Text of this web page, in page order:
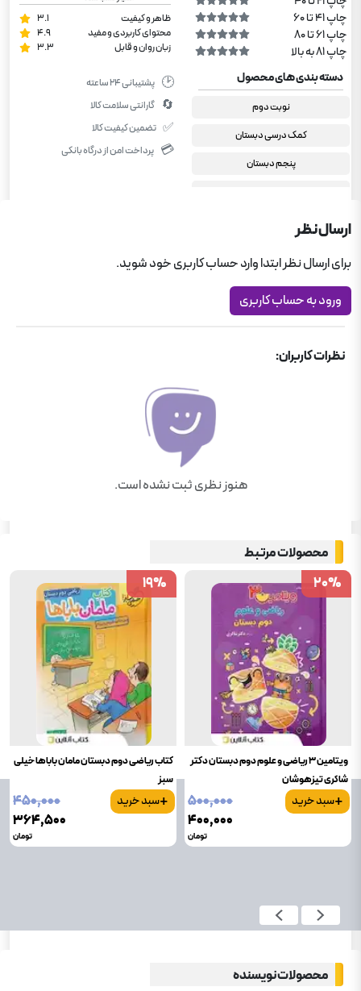
چاپ 41 تا 60
چاپ 61 تا 80
چاپ 81 به بالا
ظاهر و کیفیت
3.1
محتوای کاربردی و مفید
4.9
زبان روان و قابل
3.3
دسته بندی های محصول
نوبت دوم
کمک درسی دبستان
پنجم دبستان
🕑 پشتیبانی ۲۴ ساعته
🔄 گارانتی سلامت کالا
✅ تضمین کیفیت کالا
💳 پرداخت امن از درگاه بانکی
ارسال نظر
برای ارسال نظر ابتدا وارد حساب کاربری خود شوید.
ورود به حساب کاربری
نظرات کاربران:
هنوز نظری ثبت نشده است.
محصولات مرتبط
ویتامین 3 ریاضی و علوم دوم دبستان دکتر
شاکری تیزهوشان
+سبد خرید
۵۰۰٬۰۰۰
۴۰۰٬۰۰۰
تومان
20%
20%
کتاب ریاضی دوم دبستان مامان باباها خیلی
سبز
+سبد خرید
۴۵۰٬۰۰۰
۳۶۴٬۵۰۰
تومان
19%
19%
محصولات نویسنده